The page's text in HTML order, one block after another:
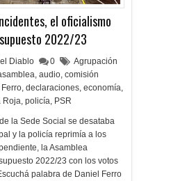
el oficialismo
2022/23
Diablo 0
Agrupación
, audio, comisión
, declaraciones, economía,
Roja, policía, PSR
la Sede Social se desataba
y la policía reprimía a los
la Asamblea
2022/23 con los votos
palabra de Daniel Ferro